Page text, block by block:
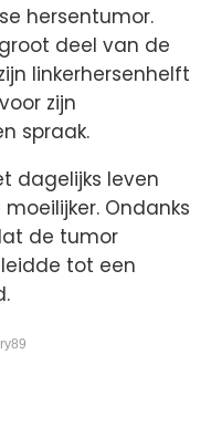
hersentumor.
deel van de
linkerhersenhelft
zijn
spraak.
dagelijks leven
moeilijker. Ondanks
de tumor
tot een